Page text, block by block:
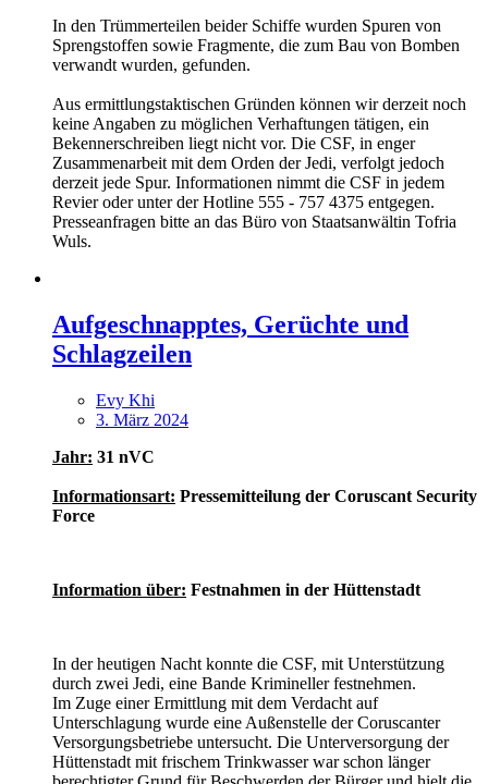
In den Trümmerteilen beider Schiffe wurden Spuren von
Sprengstoffen sowie Fragmente, die zum Bau von Bomben
verwandt wurden, gefunden.
Aus ermittlungstaktischen Gründen können wir derzeit noch
keine Angaben zu möglichen Verhaftungen tätigen, ein
Bekennerschreiben liegt nicht vor. Die CSF, in enger
Zusammenarbeit mit dem Orden der Jedi, verfolgt jedoch
derzeit jede Spur. Informationen nimmt die CSF in jedem
Revier oder unter der Hotline 555 - 757 4375 entgegen.
Presseanfragen bitte an das Büro von Staatsanwältin Tofria
Wuls.
Aufgeschnapptes, Gerüchte und
Schlagzeilen
Evy Khi
3. März 2024
Jahr: 31 nVC
Informationsart: Pressemitteilung der Coruscant Security
Force
Information über: Festnahmen in der Hüttenstadt
In der heutigen Nacht konnte die CSF, mit Unterstützung
durch zwei Jedi, eine Bande Krimineller festnehmen.
Im Zuge einer Ermittlung mit dem Verdacht auf
Unterschlagung wurde eine Außenstelle der Coruscanter
Versorgungsbetriebe untersucht. Die Unterversorgung der
Hüttenstadt mit frischem Trinkwasser war schon länger